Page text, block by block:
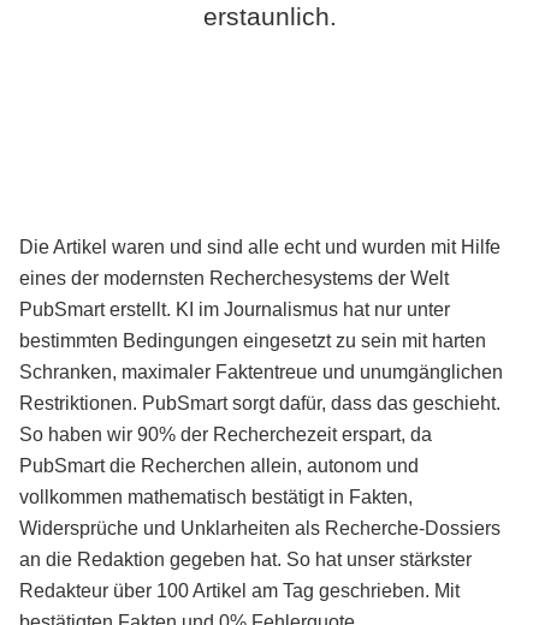
erstaunlich.
Die Artikel waren und sind alle echt und wurden mit Hilfe
eines der modernsten Recherchesystems der Welt
PubSmart erstellt. KI im Journalismus hat nur unter
bestimmten Bedingungen eingesetzt zu sein mit harten
Schranken, maximaler Faktentreue und unumgänglichen
Restriktionen. PubSmart sorgt dafür, dass das geschieht.
So haben wir 90% der Recherchezeit erspart, da
PubSmart die Recherchen allein, autonom und
vollkommen mathematisch bestätigt in Fakten,
Widersprüche und Unklarheiten als Recherche-Dossiers
an die Redaktion gegeben hat. So hat unser stärkster
Redakteur über 100 Artikel am Tag geschrieben. Mit